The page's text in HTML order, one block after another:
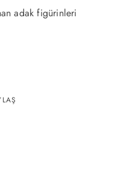
adak figürinleri